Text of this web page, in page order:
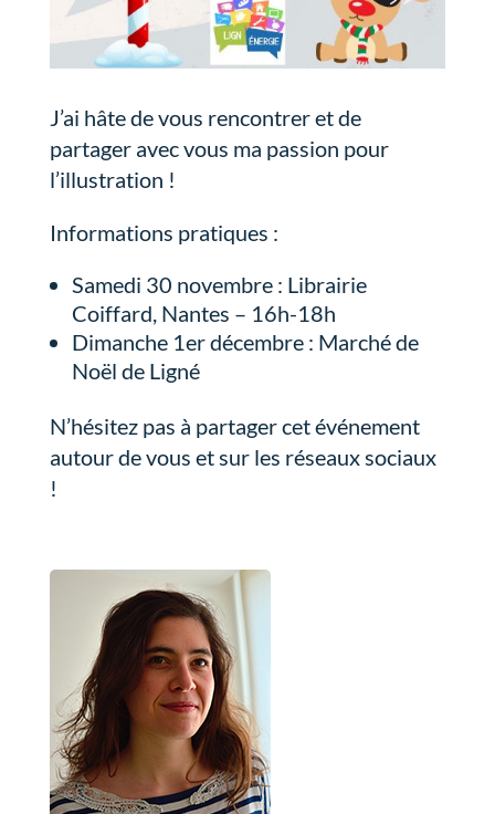
J’ai hâte de vous rencontrer et de
partager avec vous ma passion pour
l’illustration !
Informations pratiques :
Samedi 30 novembre : Librairie
Coiffard, Nantes – 16h-18h
Dimanche 1er décembre : Marché de
Noël de Ligné
N’hésitez pas à partager cet événement
autour de vous et sur les réseaux sociaux
!